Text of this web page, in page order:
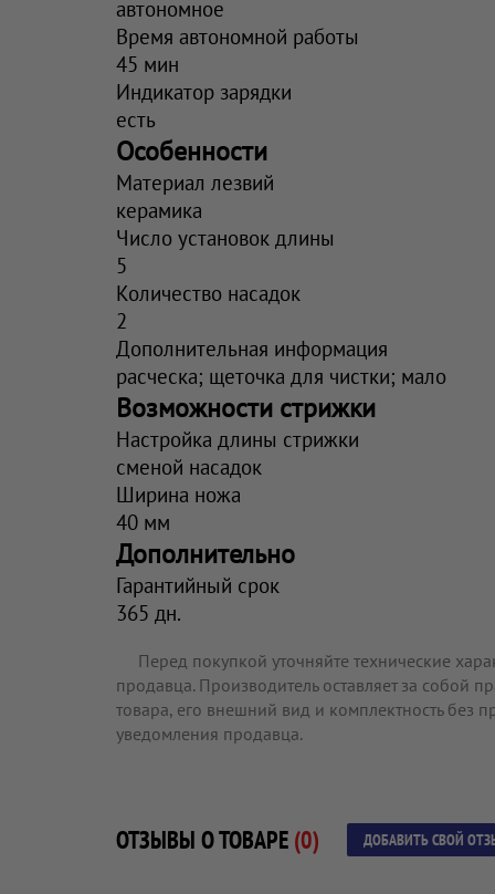
автономное
Время автономной работы
45 мин
Индикатор зарядки
есть
Особенности
Материал лезвий
керамика
Число установок длины
5
Количество насадок
2
Дополнительная информация
расческа; щеточка для чистки; мало
Возможности стрижки
Настройка длины стрижки
сменой насадок
Ширина ножа
40 мм
Дополнительно
Гарантийный срок
365 дн.
Перед покупкой уточняйте технические
продавца. Производитель оставляет за собой
товара, его внешний вид и комплектность без
уведомления продавца.
ОТЗЫВЫ О ТОВАРЕ (0) ДОБАВИТЬ СВОЙ